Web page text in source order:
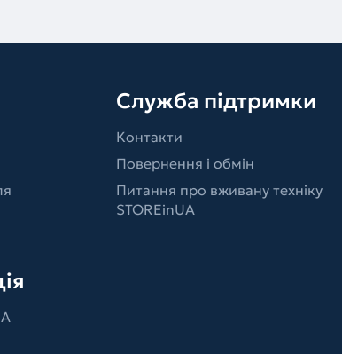
Служба підтримки
Контакти
Повернення і обмін
Питання про вживану техніку
STOREinUA